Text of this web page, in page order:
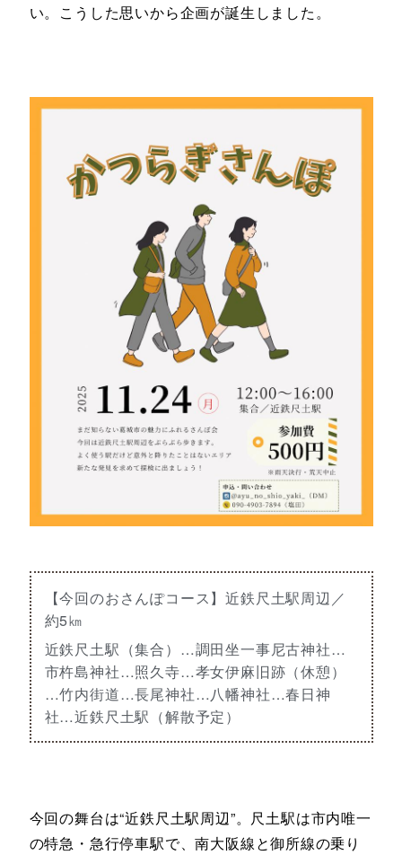
い。こうした思いから企画が誕生しました。
【今回のおさんぽコース】近鉄尺土駅周辺／
約5㎞
近鉄尺土駅（集合）…調田坐一事尼古神社…
市杵島神社…照久寺…孝女伊麻旧跡（休憩）
…竹内街道…長尾神社…八幡神社…春日神
社…近鉄尺土駅（解散予定）
今回の舞台は“近鉄尺土駅周辺”。尺土駅は市内唯一
の特急・急行停車駅で、南大阪線と御所線の乗り